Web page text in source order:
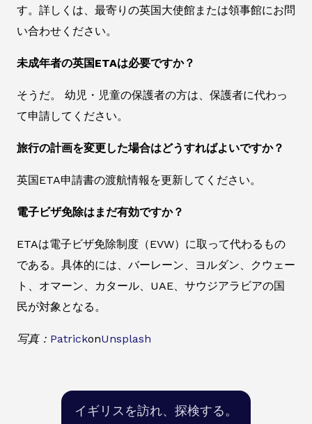
す。詳しくは、最寄りの英国大使館または領事館にお問
い合わせください。
未成年者の英国ETAは必要ですか？
そうだ。 幼児・児童の保護者の方は、保護者に代わっ
て申請してください。
旅行の計画を変更した場合はどうすればよいですか？
英国ETA申請書の渡航情報を更新してください。
電子ビザ免除はまだ有効ですか？
ETAは電子ビザ免除制度（EVW）に取って代わるもの
である。具体的には、バーレーン、ヨルダン、クウェー
ト、オマーン、カタール、UAE、サウジアラビアの国
民が対象となる。
写真： PatrickonUnsplash
イギリスを訪れ、探検する。